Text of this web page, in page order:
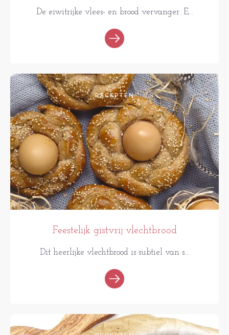
De eiwitrijke vlees- en brood vervanger. E...
RECEPTEN
Feestelijk gistvrij vlechtbrood
Dit heerlijke vlechtbrood is subtiel van s...